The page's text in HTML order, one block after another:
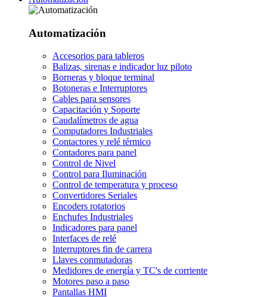
Automatización
Accesorios para tableros
Balizas, sirenas e indicador luz piloto
Borneras y bloque terminal
Botoneras e Interruptores
Cables para sensores
Capacitación y Soporte
Caudalímetros de agua
Computadores Industriales
Contactores y relé térmico
Contadores para panel
Control de Nivel
Control para Iluminación
Control de temperatura y proceso
Convertidores Seriales
Encoders rotatorios
Enchufes Industriales
Indicadores para panel
Interfaces de relé
Interruptores fin de carrera
Llaves conmutadoras
Medidores de energía y TC's de corriente
Motores paso a paso
Pantallas HMI